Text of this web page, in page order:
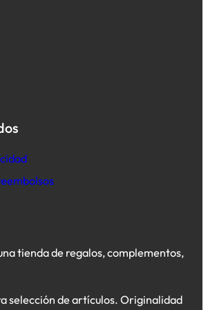
tienda de regalos, complementos,
selección de artículos. Originalidad